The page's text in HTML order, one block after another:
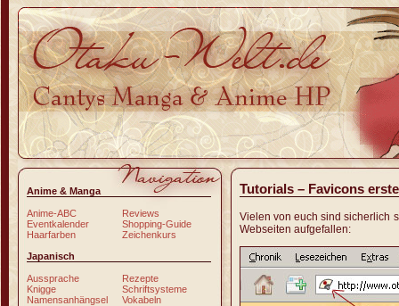
Anime & Manga
Anime-ABC
Eventkalender
Haarfarben
Reviews
Shopping-Guide
Zeichenkurs
Japanisch
Aussprache
Knigge
Namensanhängsel
Rezepte
Schriftsysteme
Vokabeln
Tutorials – Favicons
Vielen von euch sind sicherlich
Webseiten aufgefallen: